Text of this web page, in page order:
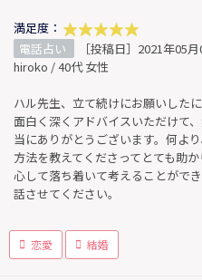
満足度：
電話占い
［投稿日］2021年05
hiroko / 40代 女性
ハル先生、立て続けにお願いした
面白く深くアドバイスいただけて
当にありがとうございます。何よ
方法を教えてくださってとても助
心して落ち着いて考えることがで
話させてください。
恋愛 結婚